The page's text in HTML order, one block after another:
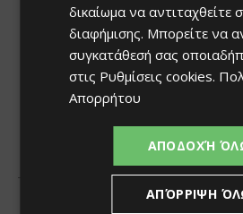
δικαίωμα να αντιταχθείτε
διαφήμισης. Μπορείτε να
συγκατάθεσή σας
στις Ρυθμίσεις cookies.
Απορρήτου
ΑΠΟΔΟΧΉ
ΑΠΌΡΡΙΨΗ